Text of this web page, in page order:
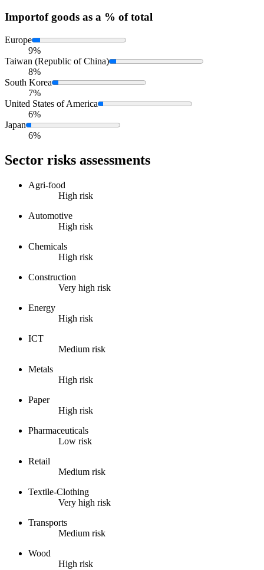
Importof goods as a % of total
Europe
9%
Taiwan (Republic of China)
8%
South Korea
7%
United States of America
6%
Japan
6%
Sector risks assessments
Agri-food
High risk
Automotive
High risk
Chemicals
High risk
Construction
Very high risk
Energy
High risk
ICT
Medium risk
Metals
High risk
Paper
High risk
Pharmaceuticals
Low risk
Retail
Medium risk
Textile-Clothing
Very high risk
Transports
Medium risk
Wood
High risk